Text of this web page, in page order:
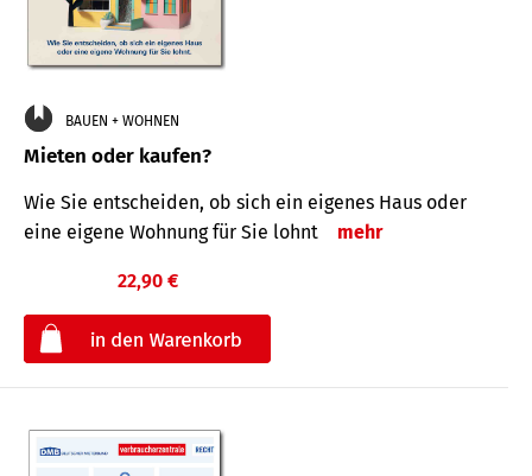
BAUEN + WOHNEN
Mieten oder kaufen?
Wie Sie entscheiden, ob sich ein eigenes Haus oder
eine eigene Wohnung für Sie lohnt
mehr
22,90 €